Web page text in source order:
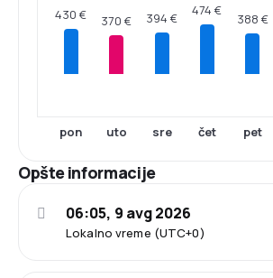
430 €
pon
370 €
uto
394 €
sre
474 €
čet
388 €
pet
Opšte informacije
Lokalno vreme (UTC+0)
06:05, 9 avg 2026